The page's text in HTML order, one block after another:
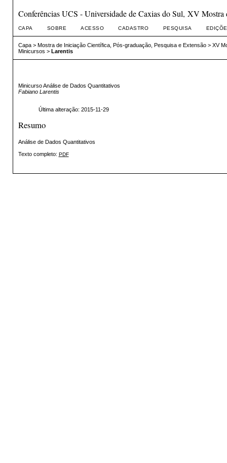
Conferências UCS - Universidade de Caxias do Sul, XV
CAPA SOBRE ACESSO CADASTRO PESQUISA
Capa> Mostra de Iniciação Científica, Pós-graduação, Pesquisa e Extensão> XV
Minicursos > Larentis
Minicurso Análise de Dados Quantitativos
Fabiano Larentis
Última alteração: 2015-11-29
Resumo
Análise de Dados Quantitativos
Texto completo: PDF